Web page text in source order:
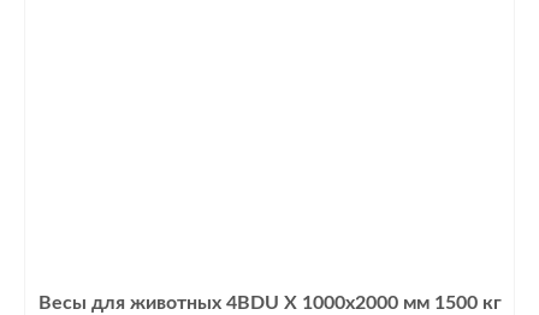
Весы для животных 4BDU Х 1000х2000 мм 1500 кг